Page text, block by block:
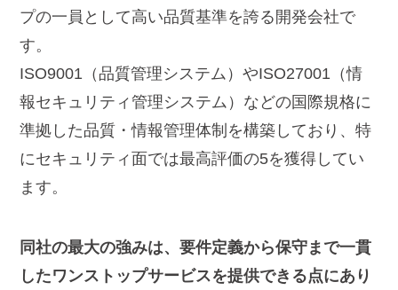
プの一員として高い品質基準を誇る開発会社で
す。
ISO9001（品質管理システム）やISO27001（情
報セキュリティ管理システム）などの国際規格に
準拠した品質・情報管理体制を構築しており、特
にセキュリティ面では最高評価の5を獲得してい
ます。
同社の最大の強みは、要件定義から保守まで一貫
したワンストップサービスを提供できる点にあり